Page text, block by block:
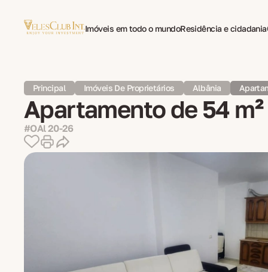
Imóveis em todo o mundoResidência e cidadania
Principal Imóveis De Proprietários Albânia
Apartamento de 54
#OAl 20-26